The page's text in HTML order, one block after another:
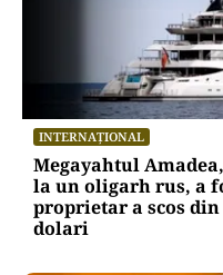
INTERNAȚIONAL
Megayahtul
la un oligarh rus, a
proprietar a scos
dolari